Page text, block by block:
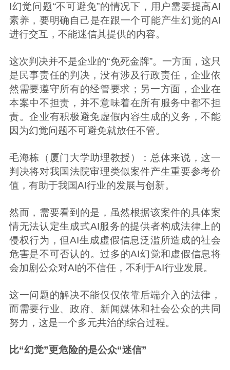
I幻觉问题“不可避免”的情况下，用户需要提高AI
素养，要明确自己是在跟一个可能产生幻觉的AI
进行交互，不能迷信其提供的内容。
这次判决并不是企业的“免死金牌”。一方面，这只
是民事责任的判决，没有涉及行政责任，企业依
然需要遵守所有的经管要求；另一方面，企业在
本案中不担责，并不意味着在所有服务中都不担
责。企业有积极避免虚假内容生成的义务，不能
因为幻觉问题不可避免就放任不管。
毛海栋（厦门大学助理教授）：总体来说，这一
判决将对我国法院审理类似案件产生重要参考价
值，有助于我国AI行业的发展与创新。
然而，需要看到的是，虽然根据该案件的具体案
情无法认定生成式AI服务的提供者构成法律上的
侵权行为，但AI生成虚假信息泛滥所造成的社会
危害是不可否认的。过多的AI幻觉和虚假信息将
会加剧公众对AI的不信任，不利于AI行业发展。
这一问题的解决不能仅仅依靠后端介入的法律，
而需要行业、政府、新闻媒体和社会公众的共同
努力，这是一个多元共治的综合过程。
比“幻觉”更危险的是公众“迷信”